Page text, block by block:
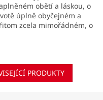
obětí a láskou, o
úplně obyčejném a
zcela mimořádném, o
PRODUKTY